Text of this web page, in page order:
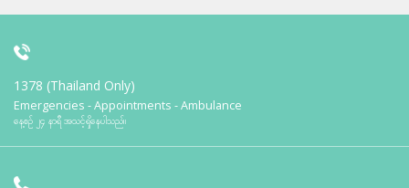
1378 (Thailand Only)
Emergencies - Appointments - Ambulance
နေ့စဉ် ၂၄ နာရီ အသင့်ရှိနေပါသည်။